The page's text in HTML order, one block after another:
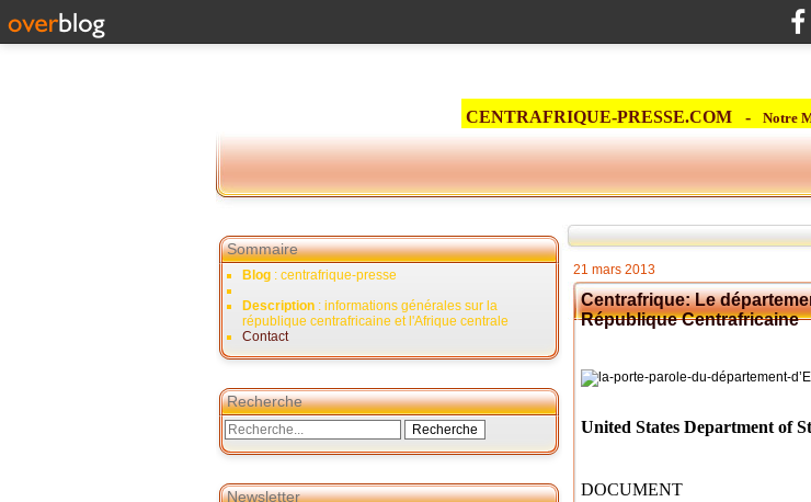
CENTRAFRIQUE-PRESSE.COM - Notre
Sommaire
Blog : centrafrique-presse
Description : informations générales sur la
république centrafricaine et l'Afrique centrale
Contact
Recherche
Newsletter
21 mars 2013
Centrafrique: Le
République Centrafricaine
United States Department of
DOCUMENT